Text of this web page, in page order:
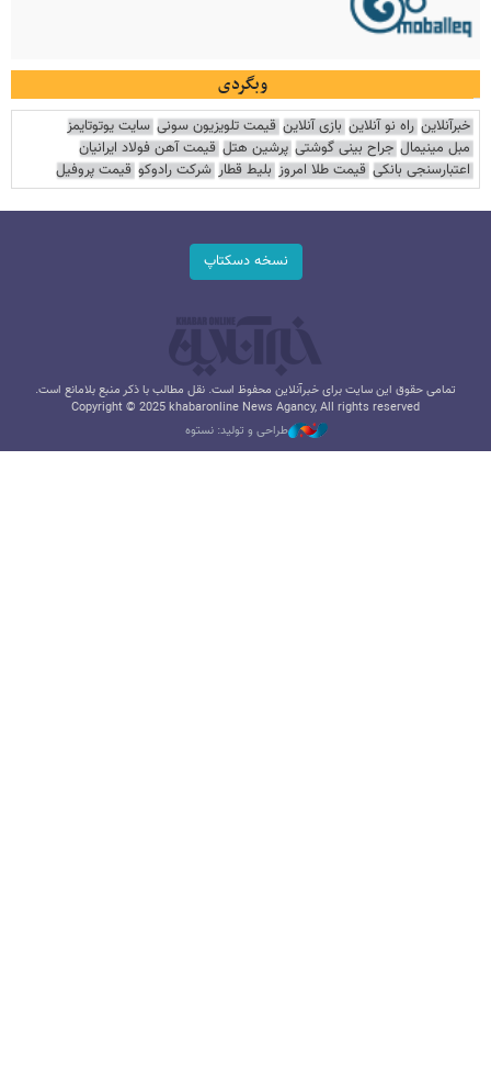
وبگردی
خبرآنلاین راه نو آنلاین بازی آنلاین قیمت تلویزیون سونی سایت یوتوتایمز
مبل مینیمال جراح بینی گوشتی پرشین هتل قیمت آهن فولاد ایرانیان
اعتبارسنجی بانکی قیمت طلا امروز بلیط قطار شرکت رادوکو قیمت پروفیل
نسخه دسکتاپ
تمامی حقوق این سایت برای خبرآنلاین محفوظ است. نقل مطالب با ذکر منبع بلامانع است.
Copyright © 2025 khabaronline News Agancy, All rights reserved
طراحی و تولید: نستوه